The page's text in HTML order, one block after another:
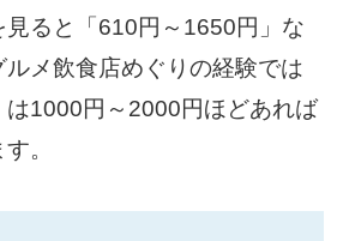
見ると「610円～1650円」な
メ飲食店めぐりの経験では
は1000円～2000円ほどあれば
。